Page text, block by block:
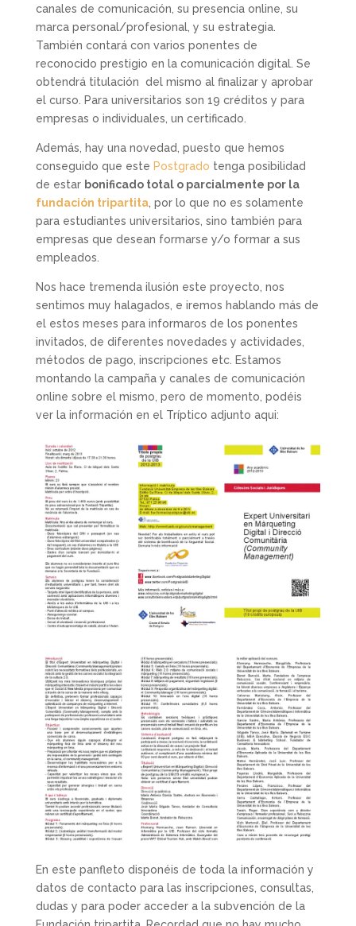
canales de comunicación, su presencia online, su
marca personal/profesional, y su estrategia.
También contará con varios ponentes de
reconocido prestigio en la comunicación digital. Se
obtendrá titulación del mismo al finalizar y aprobar
el curso. Para universitarios son 19 créditos y para
empresas o individuales, un certificado.
Además, hay una novedad, puesto que hemos
conseguido que este Postgrado tenga posibilidad
de estar bonificado total o parcialmente por la
fundación tripartita, por lo que no es solamente
para estudiantes universitarios, sino también para
empresas que desean formarse y/o formar a sus
empleados.
Nos hace tremenda ilusión este proyecto, nos
sentimos muy halagados, e iremos hablando más de
el estos meses para informaros de los ponentes
invitados, de diferentes novedades y actividades,
métodos de pago, inscripciones etc. Estamos
montando la campaña y canales de comunicación
online sobre el mismo, pero de momento, podéis
ver la información en el Tríptico adjunto aqui:
En este panfleto disponéis de toda la información y
datos de contacto para las inscripciones, consultas,
dudas y para poder acceder a la subvención de la